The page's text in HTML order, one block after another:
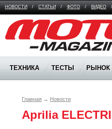
НОВОСТИ / СТАТЬИ / ФОТО / ВИДЕО /
Moto Magazine
ТЕХНИКА ТЕСТЫ РЫНОК
Главная → Новости
Aprilia